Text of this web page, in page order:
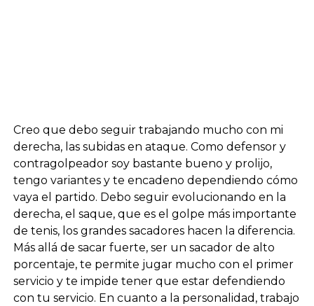
Creo que debo seguir trabajando mucho con mi
derecha, las subidas en ataque. Como defensor y
contragolpeador soy bastante bueno y prolijo,
tengo variantes y te encadeno dependiendo cómo
vaya el partido. Debo seguir evolucionando en la
derecha, el saque, que es el golpe más importante
de tenis, los grandes sacadores hacen la diferencia.
Más allá de sacar fuerte, ser un sacador de alto
porcentaje, te permite jugar mucho con el primer
servicio y te impide tener que estar defendiendo
con tu servicio. En cuanto a la personalidad, trabajo